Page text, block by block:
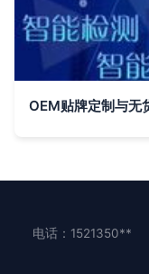
电话：1521350**